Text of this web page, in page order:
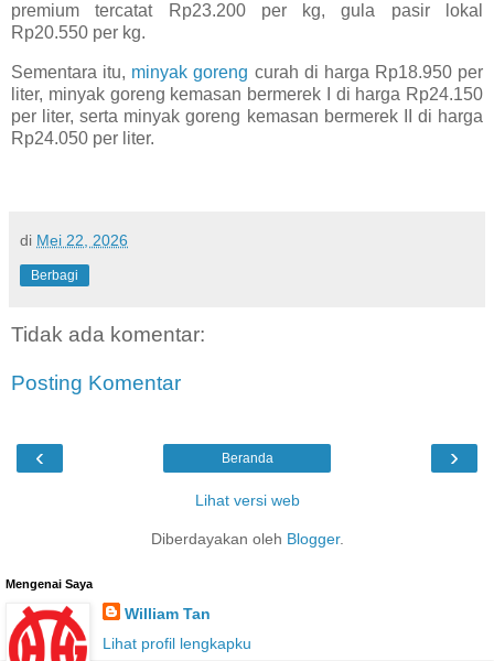
premium tercatat Rp23.200 per kg, gula pasir lokal
Rp20.550 per kg.
Sementara itu, minyak goreng curah di harga Rp18.950 per
liter, minyak goreng kemasan bermerek I di harga Rp24.150
per liter, serta minyak goreng kemasan bermerek II di harga
Rp24.050 per liter.
di Mei 22, 2026
Berbagi
Tidak ada komentar:
Posting Komentar
‹ ›
Beranda
Lihat versi web
Diberdayakan oleh Blogger.
Mengenai Saya
William Tan
Lihat profil lengkapku